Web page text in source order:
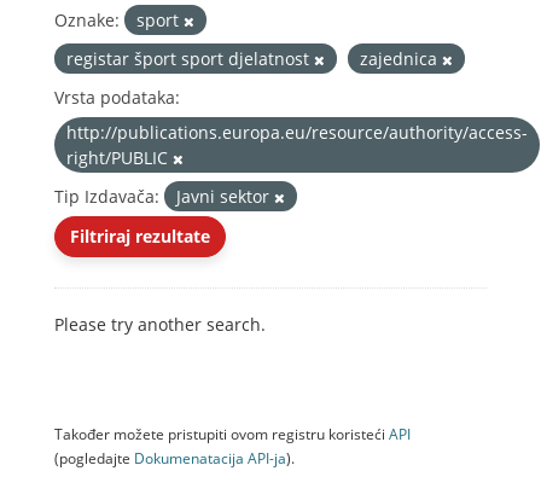
Oznake:
sport
registar šport sport djelatnost
zajednica
Vrsta podataka:
http://publications.europa.eu/resource/authority/access-
right/PUBLIC
Tip Izdavača:
Javni sektor
Filtriraj rezultate
Please try another search.
Također možete pristupiti ovom registru koristeći API
(pogledajte Dokumenаtаcijа API-jа).